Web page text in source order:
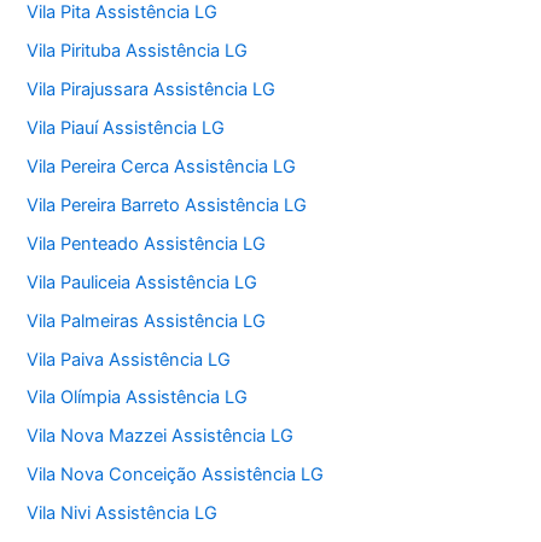
Vila Pita Assistência LG
Vila Pirituba Assistência LG
Vila Pirajussara Assistência LG
Vila Piauí Assistência LG
Vila Pereira Cerca Assistência LG
Vila Pereira Barreto Assistência LG
Vila Penteado Assistência LG
Vila Pauliceia Assistência LG
Vila Palmeiras Assistência LG
Vila Paiva Assistência LG
Vila Olímpia Assistência LG
Vila Nova Mazzei Assistência LG
Vila Nova Conceição Assistência LG
Vila Nivi Assistência LG